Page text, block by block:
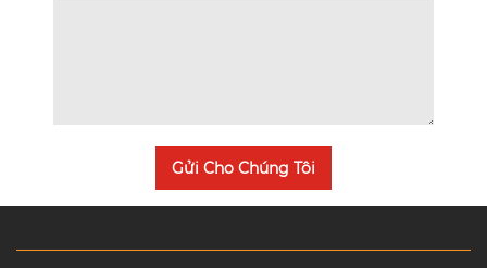
Gửi Cho Chúng Tôi